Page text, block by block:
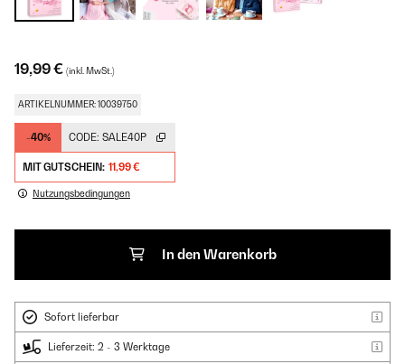
19,99 € (inkl. MwSt.)
ARTIKELNUMMER: 10039750
-40% CODE: SALE40P
MIT GUTSCHEIN: 11,99 €
Nutzungsbedingungen
In den Warenkorb
Sofort lieferbar
Lieferzeit: 2 - 3 Werktage